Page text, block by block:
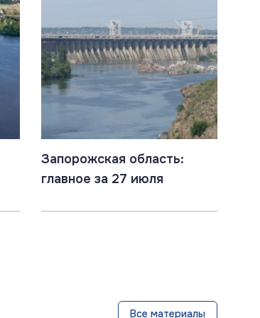
Запорожская область:
главное за 27 июля
Все материалы